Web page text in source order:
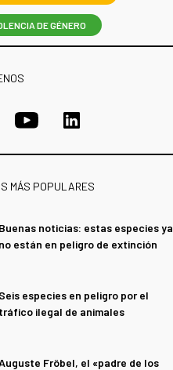
DE GÉNERO
MÁS POPULARES
Buenas noticias: estas especies ya
no están en peligro de extinción
Seis especies en peligro por el
tráfico ilegal de animales
Fröbel, el «padre de los